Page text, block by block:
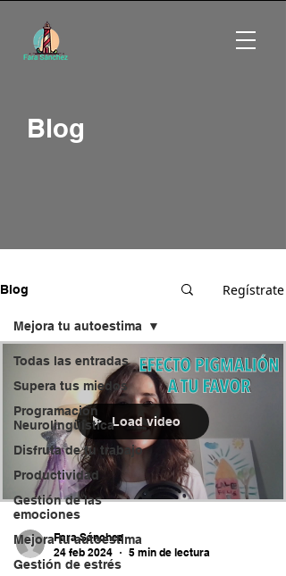
Blog
Blog Regístrate
Todas las entradas
Supera tus miedos
Programación
Neurolingüística
Disfruta de tu trabajo
Productividad
Gestión de las
emociones
Mejora tu autoestima
Gestión de estrés
Mejora tu autoestima
Load video
Fara Sánchez
24 feb 2024
5 min de lectura